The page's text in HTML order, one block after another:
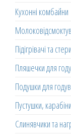
Кухонні комбайни
Підігрівачі та
Пляшечки для
Подушки для
Пустушки, карабіни
Слинявчики та